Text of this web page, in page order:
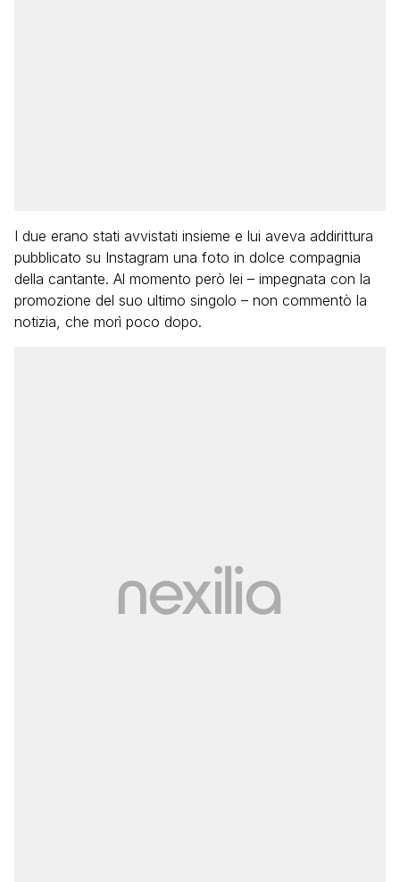
I due erano stati avvistati insieme e lui aveva addirittura
pubblicato su Instagram una foto in dolce compagnia
della cantante. Al momento però lei – impegnata con la
promozione del suo ultimo singolo – non commentò la
notizia, che morì poco dopo.